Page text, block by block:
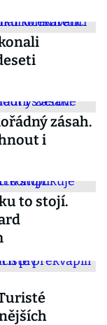
zásah.
i
to stojí.